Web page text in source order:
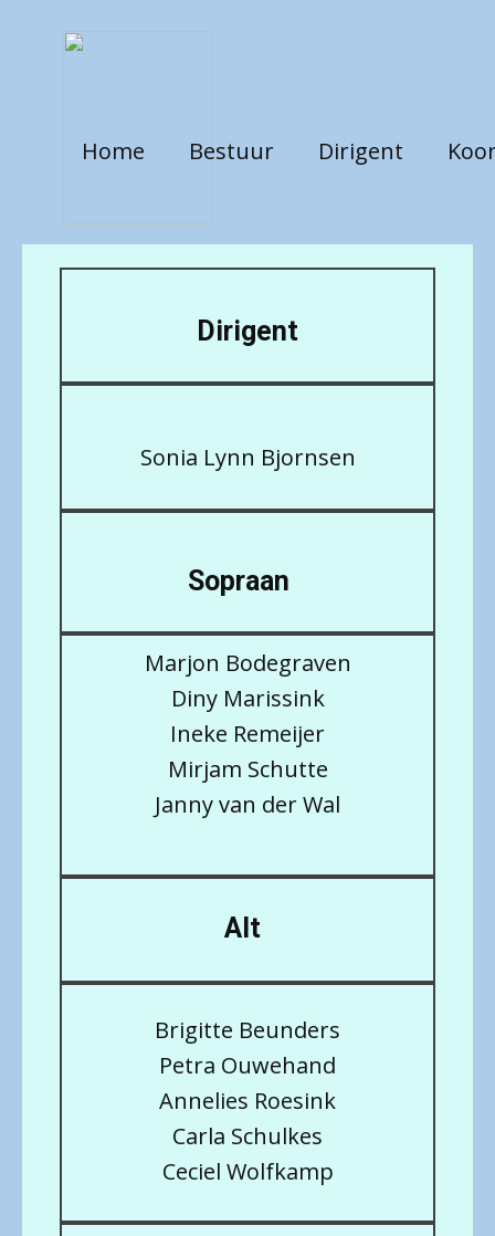
Home Bestuur Dirigent
Dirigent
Sonia Lynn Bjornsen
Sopraan
Marjon Bodegraven
Diny Marissink
Ineke Remeijer
Mirjam Schutte
Janny van der Wal
Alt
Brigitte Beunders
Petra Ouwehand
Annelies Roesink
Carla Schulkes
Ceciel Wolfkamp